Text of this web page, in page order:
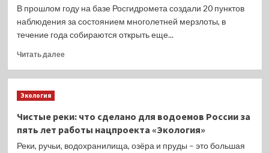
развития
медуз,
которые
формированию
промысловых
запасов
и
затрудняют
рыболовства,
лишь
странах
мира
В прошлом году на базе Росгидромета создали 20 пунктов
наблюдения за состоянием многолетней мерзлоты, в
течение года собираются открыть еще...
Читать далееПрочитать
в
России
создают
Экология
Чистые реки: что сделано для водоемов России за
пять лет работы нацпроекта «Экология»
Реки, ручьи, водохранилища, озёра и пруды – это большая